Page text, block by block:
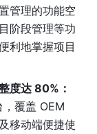
管理的功能空
阶段管理等功
利地掌握项目
度达 80%：
覆盖 OEM
移动端便捷使